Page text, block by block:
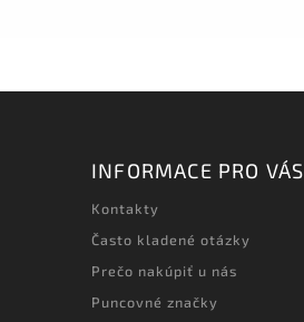
INFORMACE PRO VÁS
Kontakty
Často kladené otázky
Prečo nakúpiť u nás
Puncovné značky